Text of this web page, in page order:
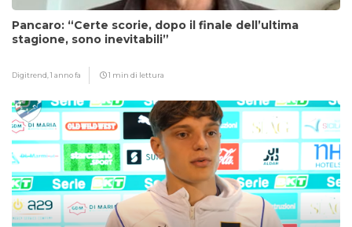
Pancaro: “Certe scorie, dopo il finale dell’ultima
stagione, sono inevitabili”
Digitrend,1 anno fa 1 min di lettura